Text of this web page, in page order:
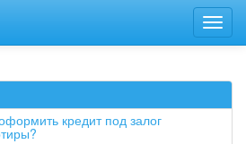
кредит под залог